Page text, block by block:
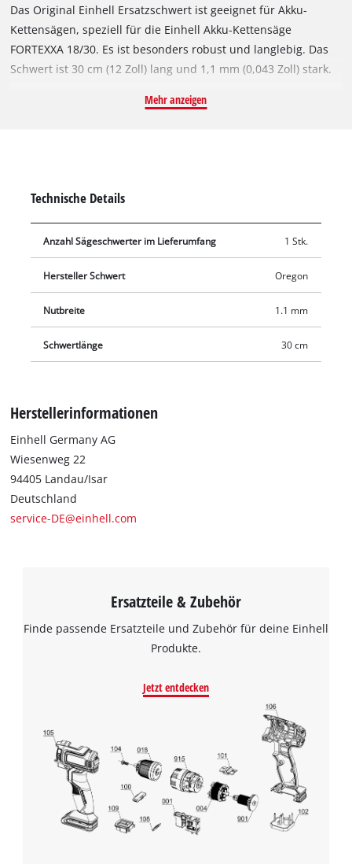
Das Original Einhell Ersatzschwert ist geeignet für Akku-
Kettensägen, speziell für die Einhell Akku-Kettensäge
FORTEXXA 18/30. Es ist besonders robust und langlebig. Das
Schwert ist 30 cm (12 Zoll) lang und 1,1 mm (0,043 Zoll) stark.
Sägearbeiten an Bäumen oder Baumstämmen mit einem
Mehr anzeigen
Technische Details
Anzahl Sägeschwerter im Lieferumfang 1 Stk.
Hersteller Schwert Oregon
Nutbreite 1.1 mm
Schwertlänge 30 cm
Herstellerinformationen
Einhell Germany AG
Wiesenweg 22
94405 Landau/Isar
Deutschland
service-DE@einhell.com
Ersatzteile & Zubehör
Finde passende Ersatzteile und Zubehör für deine Einhell
Produkte.
Jetzt entdecken